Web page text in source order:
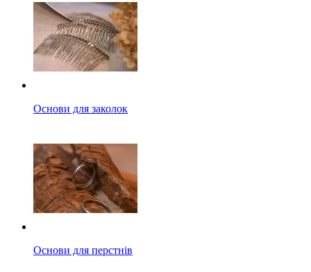
Основи для заколок
Основи для перстнів